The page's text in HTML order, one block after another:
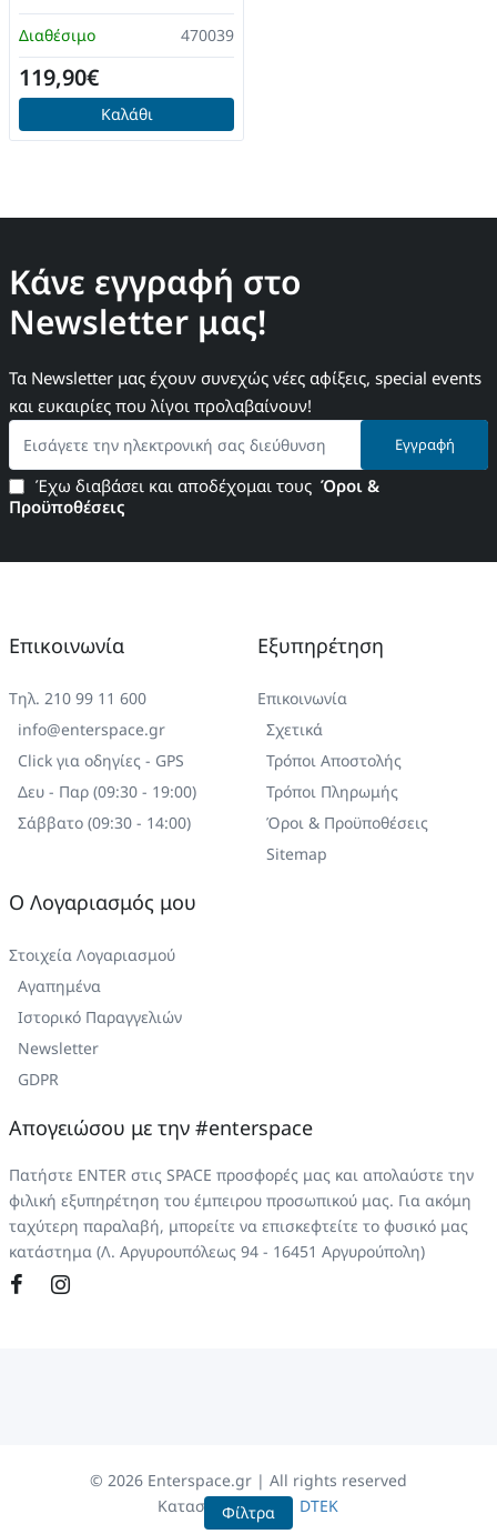
Διαθέσιμο 470039
119,90€
Καλάθι
Κάνε εγγραφή στο
Newsletter μας!
Τα Newsletter μας έχουν συνεχώς νέες αφίξεις, special events
και ευκαιρίες που λίγοι προλαβαίνουν!
Εισάγετε
την
ηλεκτρονική
σας
διεύθυνση
Εγγραφή
Έχω διαβάσει και αποδέχομαι τους Όροι &
Προϋποθέσεις
Επικοινωνία
Τηλ. 210 99 11 600
info@enterspace.gr
Click για οδηγίες - GPS
Δευ - Παρ (09:30 - 19:00)
Σάββατο (09:30 - 14:00)
Εξυπηρέτηση
Επικοινωνία
Σχετικά
Τρόποι Αποστολής
Τρόποι Πληρωμής
Όροι & Προϋποθέσεις
Sitemap
Ο Λογαριασμός μου
Στοιχεία Λογαριασμού
Αγαπημένα
Ιστορικό Παραγγελιών
Newsletter
GDPR
Απογειώσου με την #enterspace
Πατήστε ENTER στις SPACE προσφορές μας και απολαύστε την
φιλική εξυπηρέτηση του έμπειρου προσωπικού μας. Για ακόμη
ταχύτερη παραλαβή, μπορείτε να επισκεφτείτε το φυσικό μας
κατάστημα (Λ. Αργυρουπόλεως 94 - 16451 Αργυρούπολη)
© 2026Enterspace.gr | All rights reserved
Κατασκευή eShop DTEK
Φίλτρα